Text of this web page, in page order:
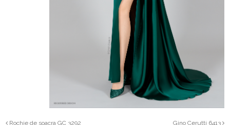
Rochie de soacra GC 3292 Gino Cerutti 6413